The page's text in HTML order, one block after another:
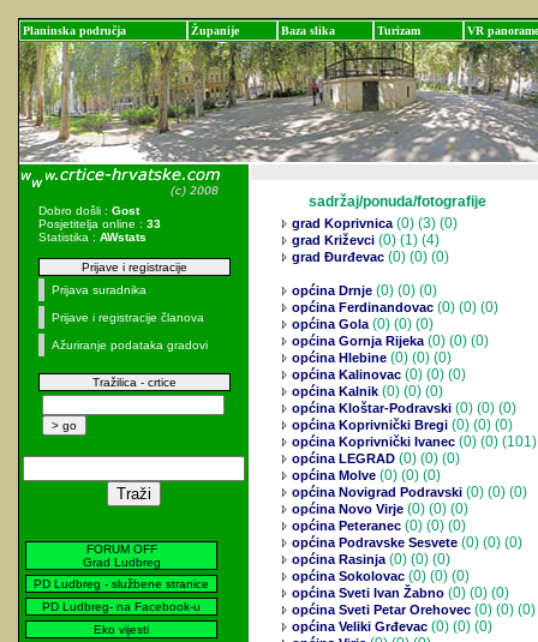
Planinska područja Županije Baza slika Turizam VR panorame
Dobro došli : Gost
Posjetitelja online : 33
Statistika : AWstats
Prijave i registracije
Prijava suradnika
Prijave i registracije članova
Ažuriranje podataka gradovi
Tražilica - crtice
FORUM OFF
Grad Ludbreg
PD Ludbreg - službene stranice
PD Ludbreg- na Facebook-u
Eko vijesti
sadržaj/ponuda/fotografije
grad Koprivnica(0) (3) (0)
grad Križevci (0) (1) (4)
grad Đurđevac (0) (0) (0)
općina Drnje (0) (0) (0)
općina Ferdinandovac (0) (0) (0)
općina Gola(0) (0) (0)
općina Gornja Rijeka(0) (0) (0)
općina Hlebine (0) (0) (0)
općina Kalinovac (0) (0) (0)
općina Kalnik (0) (0) (0)
općina Kloštar-Podravski (0) (0) (0)
općina Koprivnički Bregi (0) (0) (0)
općina Koprivnički Ivanec (0) (0) (101)
općina LEGRAD (0) (0) (0)
općina Molve (0) (0) (0)
općina Novigrad Podravski (0) (0) (0)
općina Novo Virje (0) (0) (0)
općina Peteranec (0) (0) (0)
općina Podravske Sesvete (0) (0) (0)
općina Rasinja(0) (0) (0)
općina Sokolovac (0) (0) (0)
općina Sveti Ivan Žabno (0) (0) (0)
općina Sveti Petar Orehovec (0) (0) (0)
općina Veliki Grđevac (0) (0) (0)